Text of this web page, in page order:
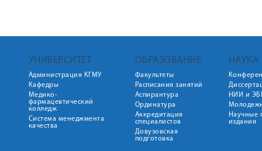
УНИВЕРСИТЕТ
Администрация КГМУ
Кафедры
Медико-
фармацевтический
колледж
Система менеджмента
качества
ОБРАЗОВАНИЕ
Факультеты
Расписания занятий
Аспирантура
Ординатура
Аккредитация
специалистов
Довузовская
подготовка
НАУКА
НИИ и
Научные
издания